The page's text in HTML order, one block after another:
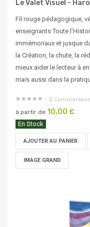
Le Valet Visuel -
Fil rouge pédagogique,
enseignants Toute
immémoriaux et jusque
la Création, la chute, la
mieux aider le lecteur à
mais aussi dans la
0
à partir de 10,00 €
En Stock
AJOUTER AU PANIER
IMAGE GRAND